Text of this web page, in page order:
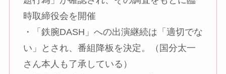
時取締役会を開催
・「鉄腕DASH」への出演継続は「適切でな
い」とされ、番組降板を決定。（国分太一
さん本人も了承している）